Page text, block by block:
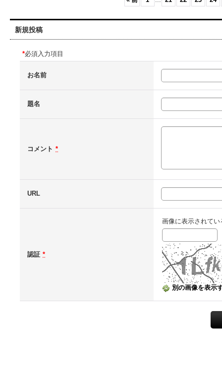
新規投稿
*必須入力項目
お名前
題名
コメント *
URL
認証 *
画像に表示されて
別の画像を表示